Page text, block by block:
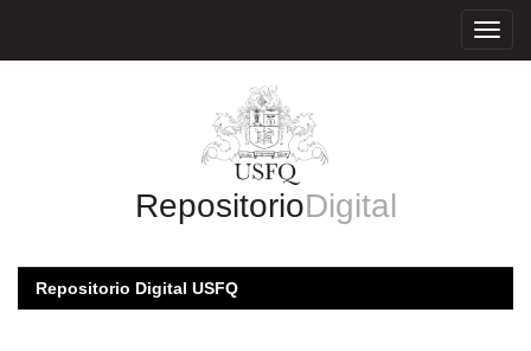
RepositorioDigital
Repositorio Digital USFQ